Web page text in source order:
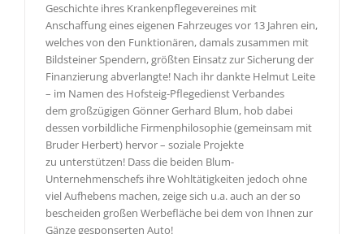
Geschichte ihres Krankenpflegevereines mit
Anschaffung eines eigenen Fahrzeuges vor 13 Jahren ein,
welches von den Funktionären, damals zusammen mit
Bildsteiner Spendern, größten Einsatz zur Sicherung der
Finanzierung abverlangte! Nach ihr dankte Helmut Leite
– im Namen des Hofsteig-Pflegedienst Verbandes
dem großzügigen Gönner Gerhard Blum, hob dabei
dessen vorbildliche Firmenphilosophie (gemeinsam mit
Bruder Herbert) hervor – soziale Projekte
zu unterstützen! Dass die beiden Blum-
Unternehmenschefs ihre Wohltätigkeiten jedoch ohne
viel Aufhebens machen, zeige sich u.a. auch an der so
bescheiden großen Werbefläche bei dem von Ihnen zur
Gänze gesponserten Auto!